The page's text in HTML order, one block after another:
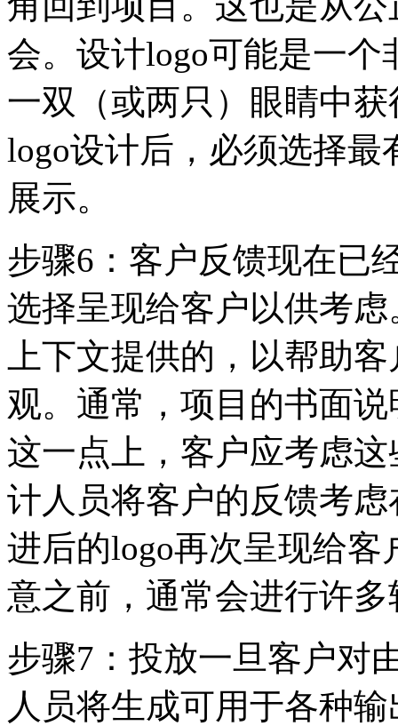
会。设计logo可能是一
一双（或两只）眼睛中
logo设计后，必须选择
展示。
步骤6：客户反馈现在已
选择呈现给客户以供考
上下文提供的，以帮助
观。通常，项目的书面
这一点上，客户应考虑
计人员将客户的反馈考
进后的logo再次呈现给
意之前，通常会进行许
步骤7：投放一旦客户对
人员将生成可用于各种